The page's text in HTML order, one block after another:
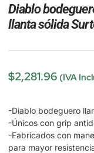
Diablo
llanta sólida
$2,281.96 (IVA
-Diablo bodeguero
-Únicos con grip
-Fabricados con
para mayor